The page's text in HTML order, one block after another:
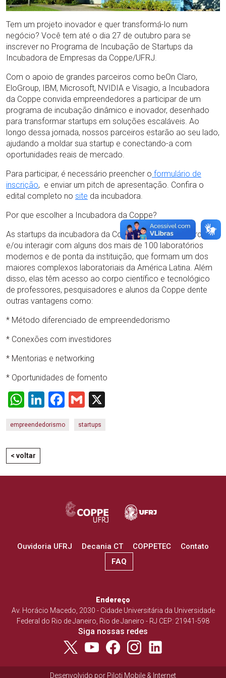
Tem um projeto inovador e quer transformá-lo num
negócio? Você tem até o dia 27 de outubro para se
inscrever no Programa de Incubação de Startups da
Incubadora de Empresas da Coppe/UFRJ.
Com o apoio de grandes parceiros como beOn Claro,
EloGroup, IBM, Microsoft, NVIDIA e Visagio, a Incubadora
da Coppe convida empreendedores a participar de um
programa de incubação dinâmico e inovador, desenhado
para transformar startups em soluções escaláveis. Ao
longo dessa jornada, nossos parceiros estarão ao seu lado,
ajudando a moldar sua startup e conectando-a com
oportunidades reais de mercado.
Para participar, é necessário preencher o formulário de
inscrição, e enviar um pitch de apresentação. Confira o
edital completo no site da incubadora.
Por que escolher a Incubadora da Coppe?
As startups da incubadora da Coppe podem fazer parcerias
e/ou interagir com alguns dos mais de 100 laboratórios
modernos e de ponta da instituição, que formam um dos
maiores complexos laboratoriais da América Latina. Além
disso, elas têm acesso ao corpo científico e tecnológico
de professores, pesquisadores e alunos da Coppe dente
outras vantagens como:
* Método diferenciado de empreendedorismo
* Conexões com investidores
* Mentorias e networking
* Oportunidades de fomento
WhatsApp
LinkedIn
Facebook
Gmail
empreendedorismo startups
< voltar
Ouvidoria UFRJ Decania CT COPPETEC
Contato
FAQ
Endereço
Av. Horácio Macedo, 2030 - Cidade Universitária da Universidade
Federal do Rio de Janeiro, Rio de Janeiro - RJ CEP: 21941-598
Siga nossas redes
Desenvolvido por Piloti Mobile & Internet